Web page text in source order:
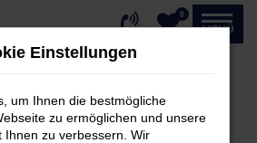
0
MENÜ
Einstellungen
um Ihnen die bestmögliche
zu ermöglichen und unsere
Ihnen zu verbessern. Wir